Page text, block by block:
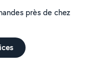
près de chez